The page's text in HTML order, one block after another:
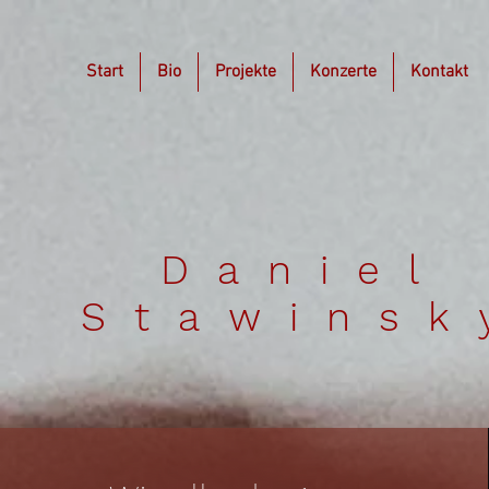
Start Bio Projekte Konzerte Kontakt
Daniel